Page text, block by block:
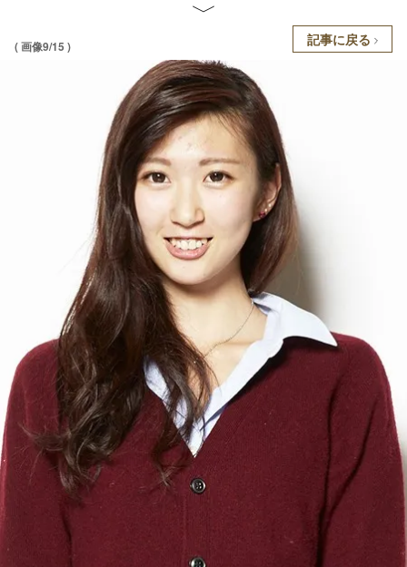
( 画像9/15 ) 記事に戻る